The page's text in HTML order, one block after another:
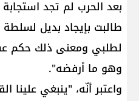
بعد الحرب لم تجد
طالبت بإيجاد بديل
لطلبي ومعنى ذلك حكم
وهو ما أرفضه".
واعتبر أنّه، "ينبغي علينا